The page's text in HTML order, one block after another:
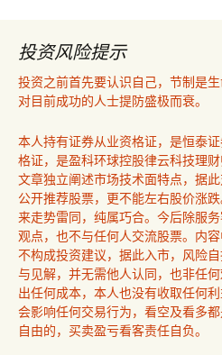
投资风险提示
投资之前首先要认识自己，节制是
对目前成功的人士提防盛极而衰。
本人持有证券从业资格证，是恒泰
格证，是盈科环球控股律云科技理
文章独立阐述市场技术面特点，据
公开推荐股票，更不能左右股价涨
来走势雷同，纯属巧合。今后除服
观点，也不与任何人交流股票。内
不构成投资建议，据此入市，风险
与见解，并无需他人认同，也非任
出任何成本，本人也没有收取任何
会影响任何交易行为，看空及看多
自由的，买卖盈亏看客责任自负。